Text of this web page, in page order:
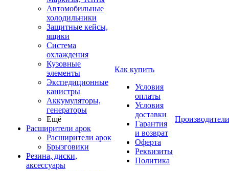
Автомобильные
холодильники
Защитные кейсы,
ящики
Система
охлаждения
Кузовные
элементы
Экспедиционные
канистры
Аккумуляторы,
генераторы
Ещё
Расширители арок
Расширители арок
Брызговики
Резина, диски,
аксессуары
Как купить
Условия
оплаты
Условия
доставки
Гарантия
и возврат
Оферта
Реквизиты
Политика
Производители